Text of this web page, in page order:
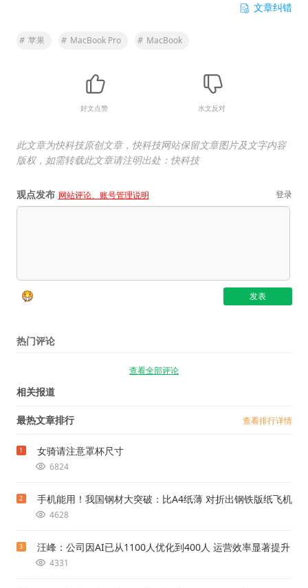
文章纠错
# 苹果 # MacBook Pro # MacBook
好文点赞 水文反对
此文章为快科技原创文章，快科技网站保留文章图片及文字内容
版权，如需转载此文章请注明出处：快科技
观点发布 网站评论、账号管理说明 登录
热门评论
查看全部评论
相关报道
最热文章排行 查看排行详情
1 女骑请注意罩杯尺寸
6824
2 手机能用！我国钢材大突破：比A4纸薄 对折出钢铁版纸飞机
4628
3 汪峰：公司因AI已从1100人优化到400人 运营效率显著提升
4331